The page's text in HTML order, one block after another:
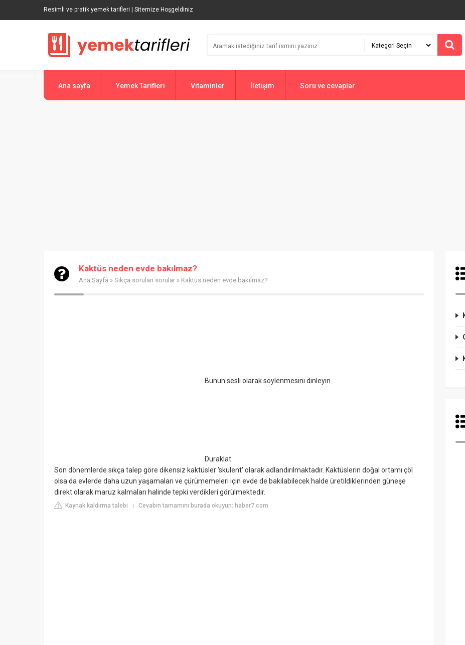
Resimli ve pratik yemek tarifleri | Sitemize Hoşgeldiniz
Ana sayfa Yemek Tarifleri Vitaminler İletişim Soru ve cevaplar
Kaktüs neden evde bakılmaz?
Ana Sayfa » Sıkça sorulan sorular » Kaktüs neden evde bakılmaz?
Bunun sesli olarak söylenmesini dinleyin
Duraklat
Son dönemlerde sıkça talep göre dikensiz kaktüsler 'skulent' olarak adlandırılmaktadır. Kaktüslerin doğal ortamı çöl
olsa da evlerde daha uzun yaşamaları ve çürümemeleri için evde de bakılabilecek halde üretildiklerinden güneşe
direkt olarak maruz kalmaları halinde tepki verdikleri görülmektedir.
Kaynak kaldırma talebi | Cevabın tamamını burada okuyun: haber7.com